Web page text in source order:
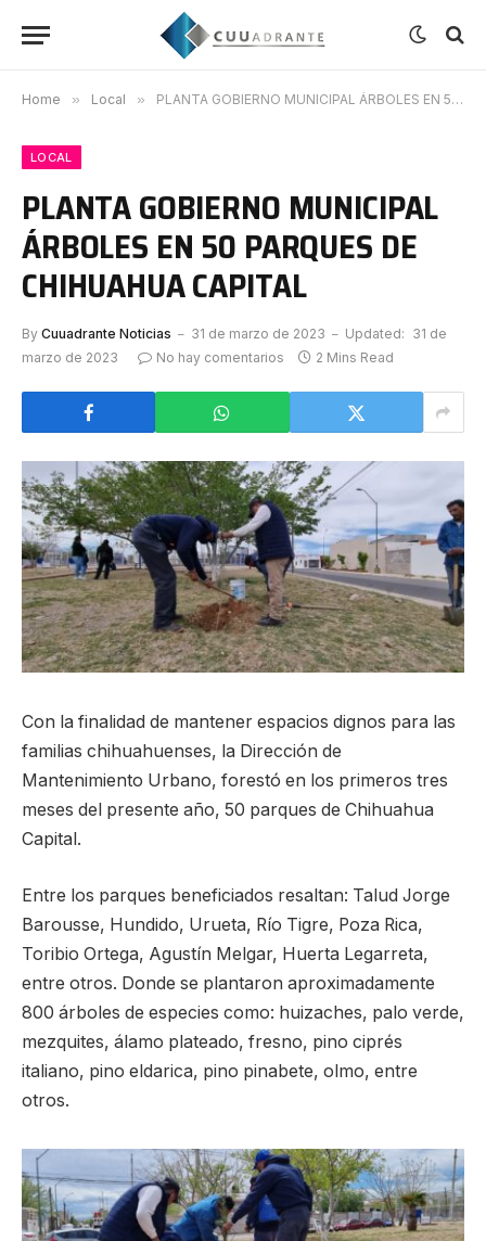
Home » Local » PLANTA GOBIERNO MUNICIPAL ÁRBOLES EN 50 PARQUES DE CHIHUAHUA CAPITAL
LOCAL
PLANTA GOBIERNO MUNICIPAL
ÁRBOLES EN 50 PARQUES DE
CHIHUAHUA CAPITAL
By Cuuadrante Noticias 31 de marzo de 2023 Updated: 31 de
marzo de 2023
No hay comentarios 2 Mins Read
Con la finalidad de mantener espacios dignos para las
familias chihuahuenses, la Dirección de
Mantenimiento Urbano, forestó en los primeros tres
meses del presente año, 50 parques de Chihuahua
Capital.
Entre los parques beneficiados resaltan: Talud Jorge
Barousse, Hundido, Urueta, Río Tigre, Poza Rica,
Toribio Ortega, Agustín Melgar, Huerta Legarreta,
entre otros. Donde se plantaron aproximadamente
800 árboles de especies como: huizaches, palo verde,
mezquites, álamo plateado, fresno, pino ciprés
italiano, pino eldarica, pino pinabete, olmo, entre
otros.